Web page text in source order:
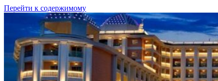
Перейти к содержимому